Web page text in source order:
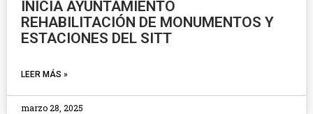
INICIA AYUNTAMIENTO
REHABILITACIÓN DE MONUMENTOS Y
ESTACIONES DEL SITT
LEER MÁS »
marzo 28, 2025